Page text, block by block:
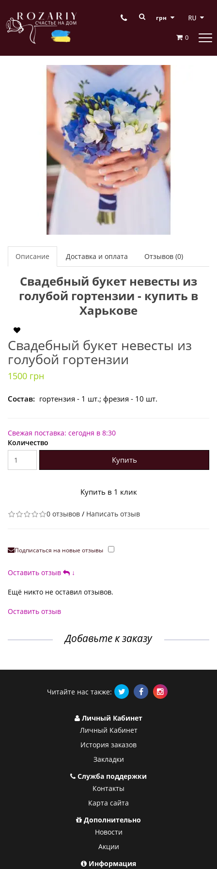
грн
0
Описание Доставка и оплата Отзывов (0)
Свадебный букет невесты из
голубой гортензии - купить в
Харькове
Свадебный букет невесты из
голубой гортензии
1500 грн
Состав: гортензия - 1 шт.; фрезия - 10 шт.
Свежая поставка: сегодня в 8:30
Количество
Купить
Купить в 1 клик
0 отзывов / Написать отзыв
Подписаться на новые отзывы
Оставить отзыв ↓
Ещё никто не оставил отзывов.
Оставить отзыв
Добавьте к заказу
Читайте нас также:
Личный Кабинет
Личный Кабинет
История заказов
Закладки
Служба поддержки
Контакты
Карта сайта
Дополнительно
Новости
Акции
Информация